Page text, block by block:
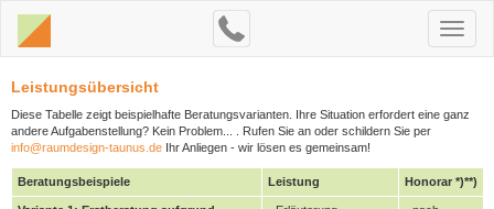
Leistungsübersicht
Diese Tabelle zeigt beispielhafte Beratungsvarianten. Ihre Situation erfordert eine ganz
andere Aufgabenstellung? Kein Problem... . Rufen Sie an oder schildern Sie per
info@raumdesign-taunus.de Ihr Anliegen - wir lösen es gemeinsam!
Beratungsbeispiele Leistung Honorar *)**)